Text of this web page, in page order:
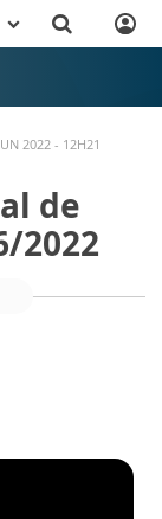
2022 - 12H21
de
2022